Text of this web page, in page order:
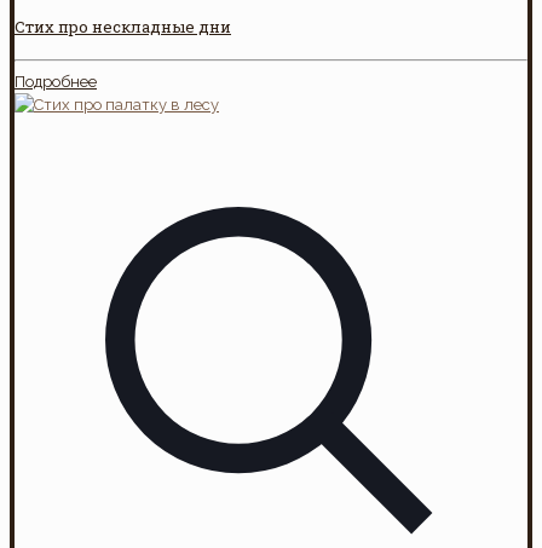
Стих про нескладные дни
Подробнее